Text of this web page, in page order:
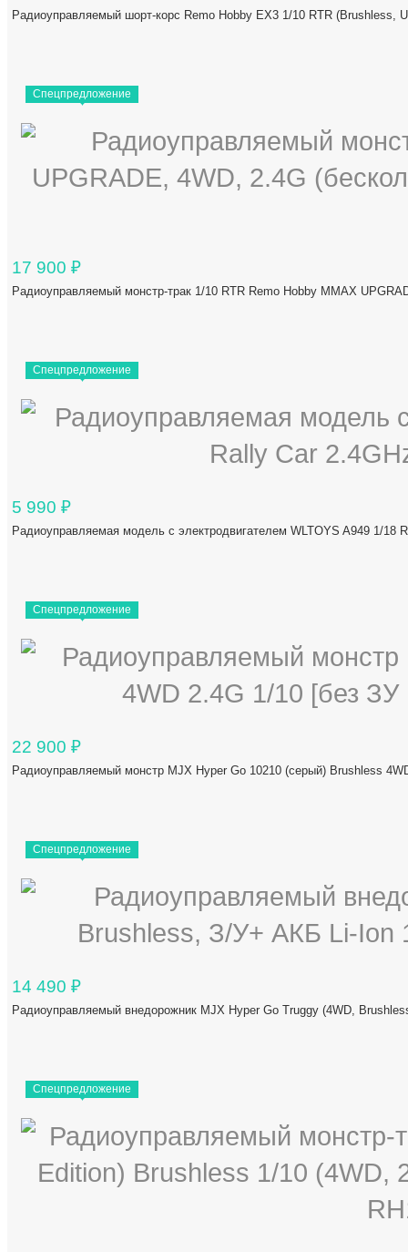
Радиоуправляемый шорт-корс Remo Hobby EX3 1/10 RTR (Brushless,
Спецпредложение
17 900 ₽
Радиоуправляемый монстр-трак 1/10 RTR Remo Hobby MMAX
Спецпредложение
5 990 ₽
Радиоуправляемая модель с электродвигателем WLTOYS A949 1/18
Спецпредложение
22 900 ₽
Радиоуправляемый монстр MJX Hyper Go 10210 (серый) Brushless
Спецпредложение
14 490 ₽
Радиоуправляемый внедорожник MJX Hyper Go Truggy (4WD,
Спецпредложение